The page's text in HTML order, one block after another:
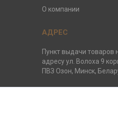
О компании
Пункт выдачи товаров
адресу ул. Волоха 9
ПВЗ Озон, Минск,